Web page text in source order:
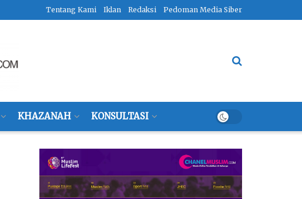
Tentang Kami Iklan Redaksi Pedoman Media Siber
KHAZANAH KONSULTASI